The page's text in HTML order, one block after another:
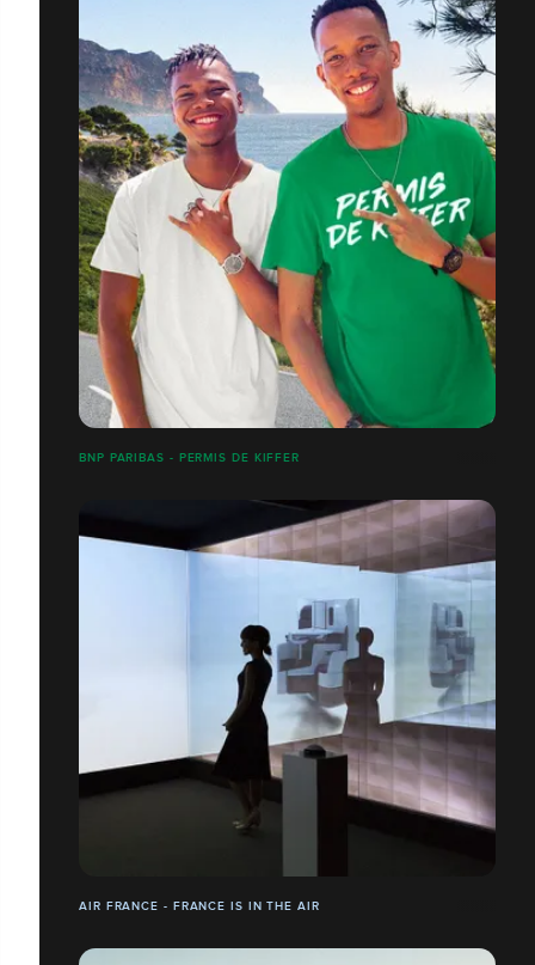
BNP PARIBAS - PERMIS DE KIFFER
AIR FRANCE - FRANCE IS IN THE AIR